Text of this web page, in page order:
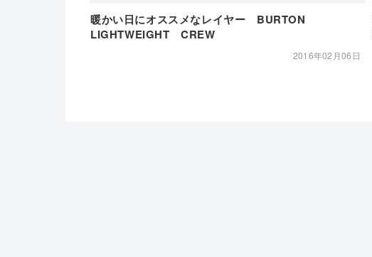
暖かい日にオススメなレイヤー BURTON
LIGHTWEIGHT CREW
2016年02月06日